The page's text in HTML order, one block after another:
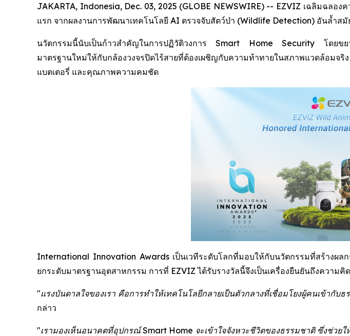
JAKARTA, Indonesia, Dec. 03, 2025 (GLOBE NEWSWIRE) -- EZVIZ เฉลิมฉล
แรก จากผลงานการพัฒนาเทคโนโลยี AI ตรวจจับสัตว์ป่า (Wildlife Detection) อันล้ำสมั
นวัตกรรมนี้นับเป็นก้าวสำคัญในการปฏิวัติวงการ Smart Home Security โดยขย
มาตรฐานใหม่ให้กับกล้องวงจรปิดไร้สายที่ต้องเผชิญกับความท้าทายในสภาพแวดล้อ
แบตเตอรี่ และคุณภาพความคมชัด
International Innovation Awards เป็นเวทีระดับโลกที่มอบให้กับนวัตกรรมที่สร้างผ
ยกระดับมาตรฐานอุตสาหกรรม การที่ EZVIZ ได้รับรางวัลนี้จึงเป็นเครื่องยืนยันถึงควา
"แรงบันดาลใจของเรา คือการทำให้เทคโนโลยีกลายเป็นตัวกลางที่เชื่อมโยงผู้คนเข้ากับ
กล่าว
"เรามองเห็นอนาคตที่อุปกรณ์ Smart Home จะเข้าใจจังหวะชีวิตของธรรมชาติ ซึ่งช่ว